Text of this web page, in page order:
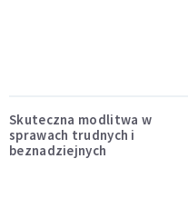
Skuteczna modlitwa w
sprawach trudnych i
beznadziejnych